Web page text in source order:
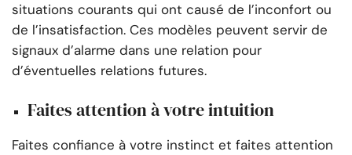
situations courants qui ont causé de l’inconfort ou
de l’insatisfaction. Ces modèles peuvent servir de
signaux d’alarme dans une relation pour
d’éventuelles relations futures.
Faites attention à votre intuition
Faites confiance à votre instinct et faites attention